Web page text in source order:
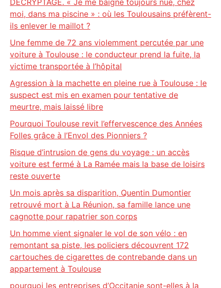
DECRYPTAGE. « Je me baigne toujours nue, chez
moi, dans ma piscine » : où les Toulousains préfèrent-
ils enlever le maillot ?
Une femme de 72 ans violemment percutée par une
voiture à Toulouse : le conducteur prend la fuite, la
victime transportée à l’hôpital
Agression à la machette en pleine rue à Toulouse : le
suspect est mis en examen pour tentative de
meurtre, mais laissé libre
Pourquoi Toulouse revit l’effervescence des Années
Folles grâce à l’Envol des Pionniers ?
Risque d’intrusion de gens du voyage : un accès
voiture est fermé à La Ramée mais la base de loisirs
reste ouverte
Un mois après sa disparition, Quentin Dumontier
retrouvé mort à La Réunion, sa famille lance une
cagnotte pour rapatrier son corps
Un homme vient signaler le vol de son vélo : en
remontant sa piste, les policiers découvrent 172
cartouches de cigarettes de contrebande dans un
appartement à Toulouse
pourquoi les entreprises d’Occitanie sont-elles à la